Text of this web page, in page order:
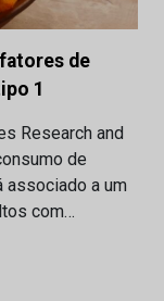
de
1
Research and
de
a um
com…